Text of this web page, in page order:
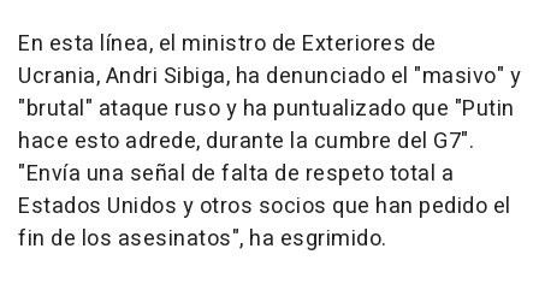
En esta línea, el ministro de Exteriores de
Ucrania, Andri Sibiga, ha denunciado el "masivo" y
"brutal" ataque ruso y ha puntualizado que "Putin
hace esto adrede, durante la cumbre del G7".
"Envía una señal de falta de respeto total a
Estados Unidos y otros socios que han pedido el
fin de los asesinatos", ha esgrimido.